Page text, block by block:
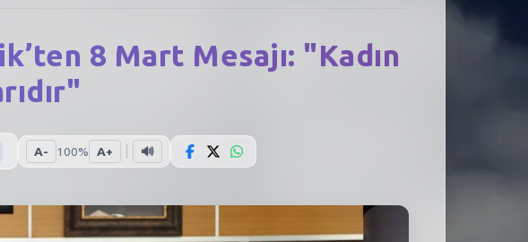
8 Mart Mesajı: "Kadın
A- 100% A+ 🔊